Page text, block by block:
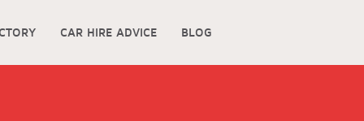
CAR HIRE ADVICE BLOG